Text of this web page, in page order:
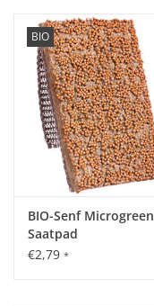
BIO
BIO-Senf Microgreen
Saatpad
€2,79 *